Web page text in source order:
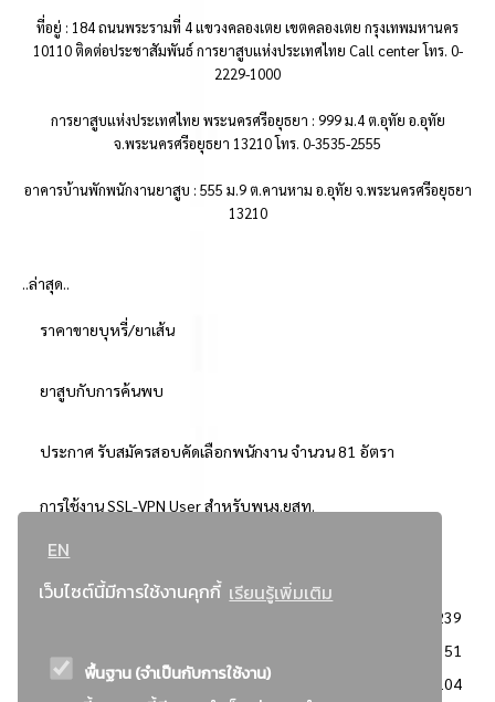
EN
เว็บไซต์นี้มีการใช้งานคุกกี้ เรียนรู้เพิ่มเติม
พื้นฐาน (จำเป็นกับการใช้งาน)
ที่อยู่ : 184 ถนนพระรามที่ 4 แขวงคลองเตย เขตคลองเตย กรุงเทพมหานคร
10110 ติดต่อประชาสัมพันธ์ การยาสูบแห่งประเทศไทย Call center โทร. 0-
2229-1000
การยาสูบแห่งประเทศไทย พระนครศรีอยุธยา : 999 ม.4 ต.อุทัย อ.อุทัย
จ.พระนครศรีอยุธยา 13210 โทร. 0-3535-2555
อาคารบ้านพักพนักงานยาสูบ : 555 ม.9 ต.คานหาม อ.อุทัย จ.พระนครศรีอยุธยา
13210
..ล่าสุด..
ราคาขายบุหรี่/ยาเส้น
ยาสูบกับการค้นพบ
ประกาศ รับสมัครสอบคัดเลือกพนักงาน จำนวน 81 อัตรา
การใช้งาน SSL-VPN User สำหรับพนง.ยสท.
..ยอดนิยม..
3239
2351
: วิธีเฉพาะเจาะจง
2104